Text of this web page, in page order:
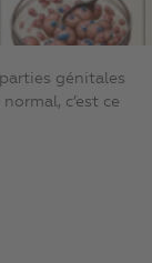
génitales
c’est ce